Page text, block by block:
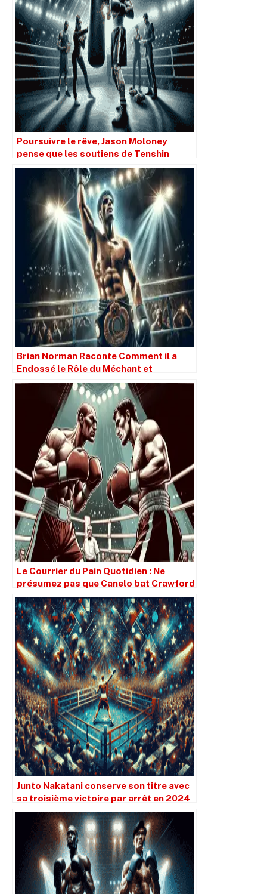
Poursuivre le rêve, Jason Moloney
pense que les soutiens de Tenshin
Nasukawa ont commis une grosse
Brian Norman Raconte Comment il a
Endossé le Rôle du Méchant et
Remporté le Championnat
Le Courrier du Pain Quotidien : Ne
présumez pas que Canelo bat Crawford
simplement parce qu’il est plus grand.
Junto Nakatani conserve son titre avec
sa troisième victoire par arrêt en 2024